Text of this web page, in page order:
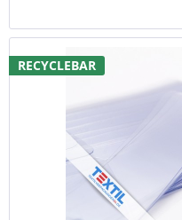
RECYCLEBAR